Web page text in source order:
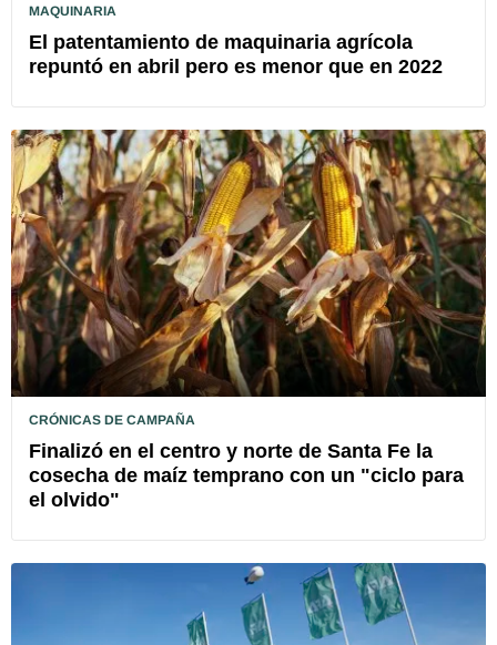
MAQUINARIA
El patentamiento de maquinaria agrícola
repuntó en abril pero es menor que en 2022
CRÓNICAS DE CAMPAÑA
Finalizó en el centro y norte de Santa Fe la
cosecha de maíz temprano con un "ciclo para
el olvido"